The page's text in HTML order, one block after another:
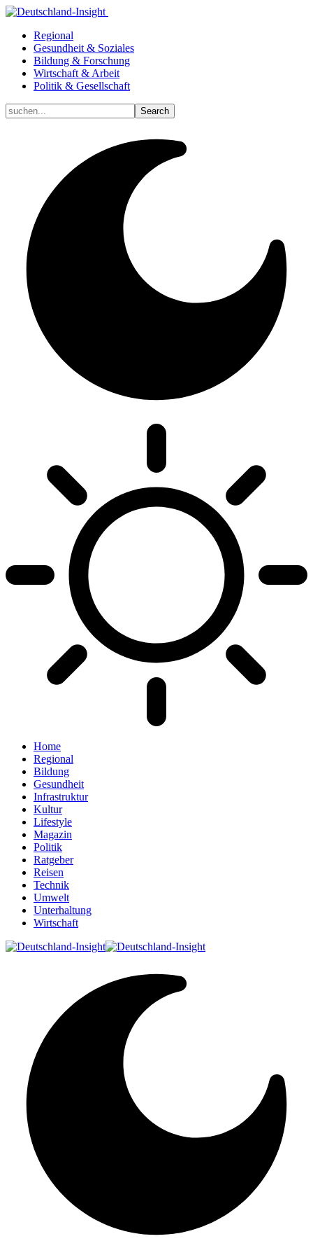
Regional
Gesundheit & Soziales
Bildung & Forschung
Wirtschaft & Arbeit
Politik & Gesellschaft
Home
Regional
Bildung
Gesundheit
Infrastruktur
Kultur
Lifestyle
Magazin
Politik
Ratgeber
Reisen
Technik
Umwelt
Unterhaltung
Wirtschaft